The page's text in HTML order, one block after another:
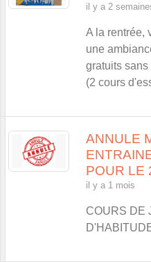
il y a 2
A la rentrée,
une
gratuits
(2 cours
ANNULE
POUR LE
il y a 1 mois
COURS DE